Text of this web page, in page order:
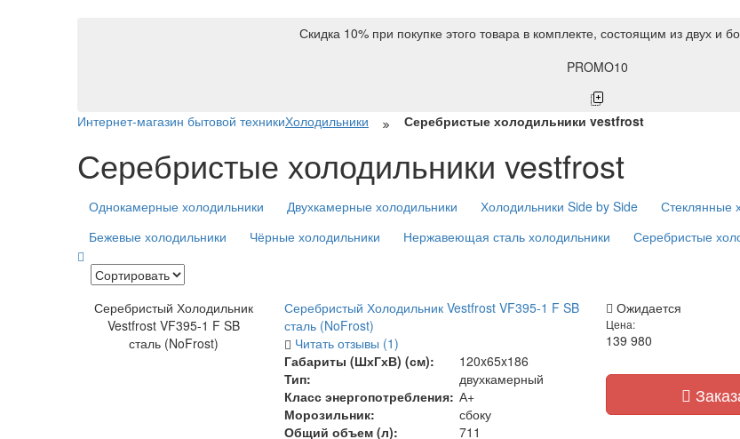
Скидка 10% при покупке этого товара в комплекте, состоящим из двух и
PROMO10
Интернет-магазин бытовой техникиХолодильники Серебристые холодильники vestfrost
Серебристые холодильники vestfrost
Однокамерные холодильники Двухкамерные холодильники Холодильники Side by Side Стеклянные
Бежевые холодильники
Чёрные холодильники Нержавеющая сталь холодильники Серебристые
Серебристый Холодильник
Vestfrost VF395-1 F SB
сталь (NoFrost)
Серебристый Холодильник Vestfrost VF395-1 F SB
сталь (NoFrost)
Читать отзывы (1)
Габариты (ШхГхВ) (см):
120x65x186
Тип:
двухкамерный
Класс энергопотребления: А+
Морозильник:
сбоку
Общий объем (л):
711
Ожидается
Цена:
139 980